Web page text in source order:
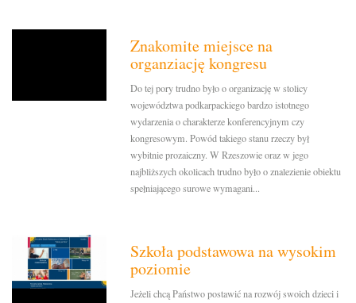
Znakomite miejsce na
organziację kongresu
Do tej pory trudno było o organizację w stolicy
województwa podkarpackiego bardzo istotnego
wydarzenia o charakterze konferencyjnym czy
kongresowym. Powód takiego stanu rzeczy był
wybitnie prozaiczny. W Rzeszowie oraz w jego
najbliższych okolicach trudno było o znalezienie obiektu
spełniającego surowe wymagani...
Szkoła podstawowa na wysokim
poziomie
Jeżeli chcą Państwo postawić na rozwój swoich dzieci i